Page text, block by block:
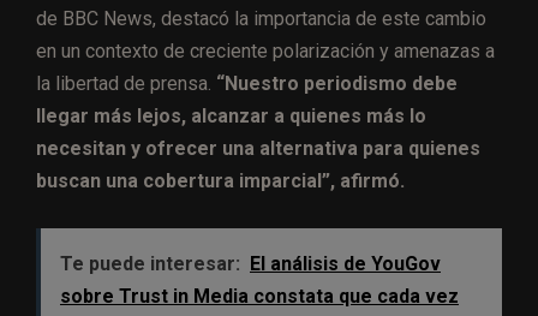
de BBC News, destacó la importancia de este cambio
en un contexto de creciente polarización y amenazas a
la libertad de prensa. “Nuestro periodismo debe
llegar más lejos, alcanzar a quienes más lo
necesitan y ofrecer una alternativa para quienes
buscan una cobertura imparcial”, afirmó.
Te puede interesar: El análisis de YouGov
sobre Trust in Media constata que cada vez